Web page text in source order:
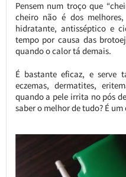
Pensem num troço que
cheiro não é dos
hidratante, antisséptico e
tempo por causa das
quando o calor tá demais.
É bastante eficaz, e serve
eczemas, dermatites,
quando a pele irrita no pós
saber o melhor de tudo? É